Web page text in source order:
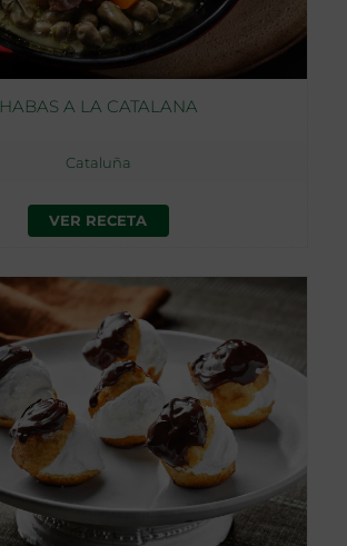
HABAS A LA CATALANA
Cataluña
VER RECETA